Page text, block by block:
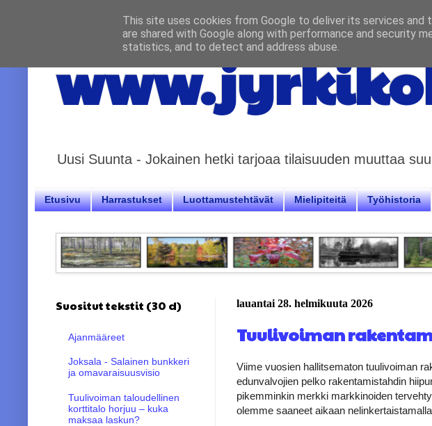
Uusi Suunta - Jokainen hetki tarjoaa tilaisuuden muuttaa
Etusivu Harrastukset Luottamustehtävät Mielipiteitä Työhistoria
lauantai 28. helmikuuta 2026
Tuulivoiman
Viime vuosien hallitsematon tuulivoiman
edunvalvojien pelko rakentamistahdin
pikemminkin merkki markkinoiden
olemme saaneet aikaan
Suositut tekstit (30 d)
Ajanmääreet
Joksala - Salainen bunkkeri
ja omavaraisuusvisio
Tuulivoiman taloudellinen
korttitalo horjuu – kuka
maksaa laskun?
This site uses cookies from Google to deliver its services and
are shared with Google along with performance and security
statistics, and to detect and address abuse.